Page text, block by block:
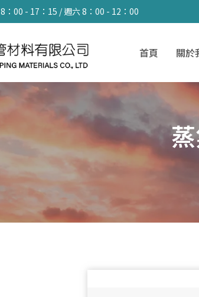
：00 - 17：15 / 週六 8：00 - 12：00
首頁 關於